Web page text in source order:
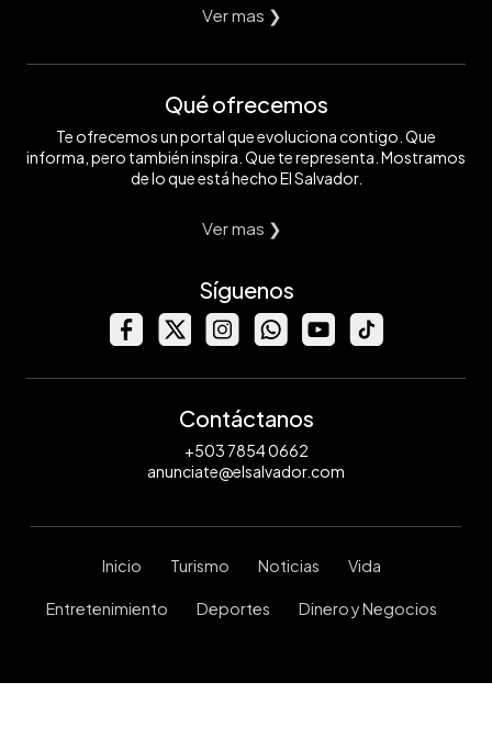
Ver mas ❯
Qué ofrecemos
Te ofrecemos un portal que evoluciona contigo. Que
informa, pero también inspira. Que te representa. Mostramos
de lo que está hecho El Salvador.
Ver mas ❯
Síguenos
Contáctanos
+503 7854 0662
anunciate@elsalvador.com
Inicio Turismo Noticias Vida
Entretenimiento Deportes Dinero y Negocios